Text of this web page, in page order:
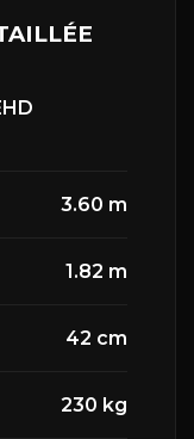
3.60 m
1.82 m
42 cm
230 kg